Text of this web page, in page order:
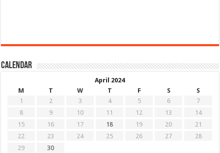
Calendar
April 2024
M
T W T F S
S
1
2 3 4 5 6
7
8
9 10 11 12 13
14
15
16 17 18 19 20
21
22
23 24 25 26 27
28
29
30